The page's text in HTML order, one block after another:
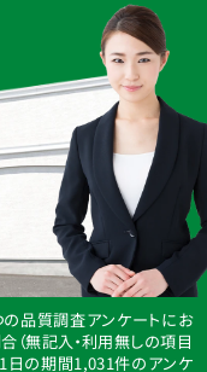
品質調査アンケートにお
合（無記入・利用無しの項目
日の期間1,031件のアンケ